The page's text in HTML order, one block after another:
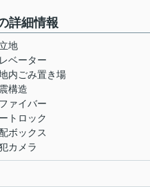
詳細情報
地
ベーター
内ごみ置き場
構造
ァイバー
トロック
ボックス
カメラ